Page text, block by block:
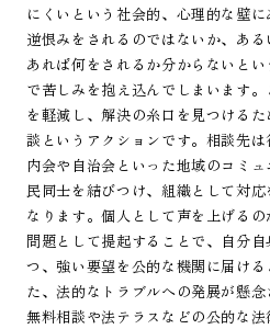
にくいという社会的、心理的な壁
逆恨みをされるのではないか、あ
あれば何をされるか分からないと
で苦しみを抱え込んでしまいます
を軽減し、解決の糸口を見つける
談というアクションです。相談先
内会や自治会といった地域のコミ
民同士を結びつけ、組織として対
なります。個人として声を上げる
問題として提起することで、自分
つ、強い要望を公的な機関に届け
た、法的なトラブルへの発展が懸
無料相談や法テラスなどの公的な